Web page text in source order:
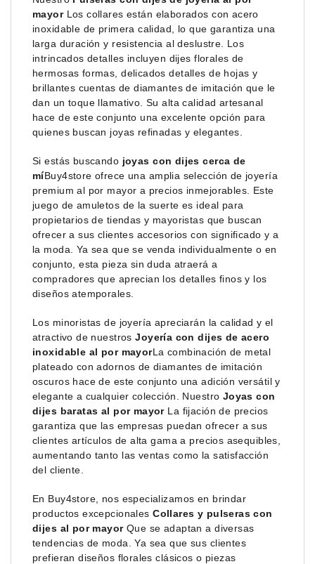
mayorLos collares están elaborados con acero
inoxidable de primera calidad, lo que garantiza una
larga duración y resistencia al deslustre. Los
intrincados detalles incluyen dijes florales de
hermosas formas, delicados detalles de hojas y
brillantes cuentas de diamantes de imitación que le
dan un toque llamativo. Su alta calidad artesanal
hace de este conjunto una excelente opción para
quienes buscan joyas refinadas y elegantes.
Si estás buscando joyas con dijes cerca de
míBuy4store ofrece una amplia selección de joyería
premium al por mayor a precios inmejorables. Este
juego de amuletos de la suerte es ideal para
propietarios de tiendas y mayoristas que buscan
ofrecer a sus clientes accesorios con significado y a
la moda. Ya sea que se venda individualmente o en
conjunto, esta pieza sin duda atraerá a
compradores que aprecian los detalles finos y los
diseños atemporales.
Los minoristas de joyería apreciarán la calidad y el
atractivo de nuestrosJoyería con dijes de acero
inoxidable al por mayorLa combinación de metal
plateado con adornos de diamantes de imitación
oscuros hace de este conjunto una adición versátil y
elegante a cualquier colección. Nuestro Joyas con
dijes baratas al por mayorLa fijación de precios
garantiza que las empresas puedan ofrecer a sus
clientes artículos de alta gama a precios asequibles,
aumentando tanto las ventas como la satisfacción
del cliente.
En Buy4store, nos especializamos en brindar
productos excepcionalesCollares y pulseras con
dijes al por mayorQue se adaptan a diversas
tendencias de moda. Ya sea que sus clientes
prefieran diseños florales clásicos o piezas